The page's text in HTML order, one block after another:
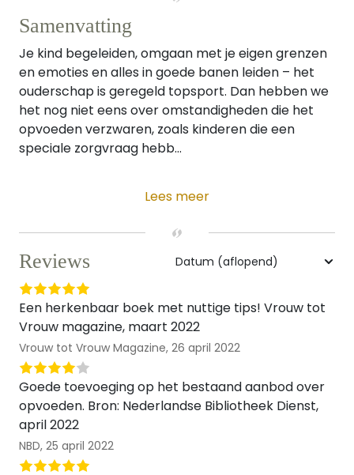
Samenvatting
Je kind begeleiden, omgaan met je eigen grenzen
en emoties en alles in goede banen leiden – het
ouderschap is geregeld topsport. Dan hebben we
het nog niet eens over omstandigheden die het
opvoeden verzwaren, zoals kinderen die een
speciale zorgvraag hebb...
Lees meer
Reviews
Een herkenbaar boek met nuttige tips! Vrouw tot
Vrouw magazine, maart 2022
Vrouw tot Vrouw Magazine, 26 april 2022
Goede toevoeging op het bestaand aanbod over
opvoeden. Bron: Nederlandse Bibliotheek Dienst,
april 2022
NBD, 25 april 2022